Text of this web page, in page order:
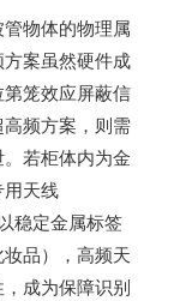
物体的物理属
案虽然硬件成
笼效应屏蔽信
频方案，则需
若柜体内为金
用天线
稳定金属标签
品），高频天
成为保障识别